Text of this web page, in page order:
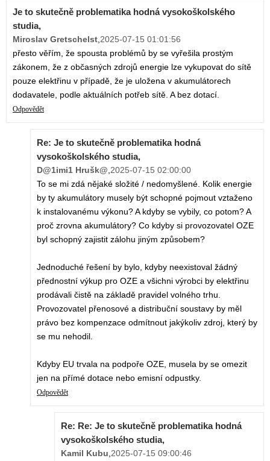
Je to skutečně problematika hodná vysokoškolského
studia,
Miroslav Gretschelst 2025-07-15 01:01:56
přesto věřím, že spousta problémů by se vyřešila prostým
zákonem, že z občasných zdrojů energie lze vykupovat do sítě
pouze elektřinu v případě, že je uložena v akumulátorech
dodavatele, podle aktuálních potřeb sítě. A bez dotací.
Odpovědět
Re: Je to skutečně problematika hodná
vysokoškolského studia,
D@1imi1 Hrušk@ 2025-07-15 02:00:00
To se mi zdá nějaké složité / nedomyšlené. Kolik energie
by ty akumulátory musely být schopné pojmout vztaženo
k instalovanému výkonu? A kdyby se vybily, co potom? A
proč zrovna akumulátory? Co kdyby si provozovatel OZE
byl schopný zajistit zálohu jiným způsobem?
Jednoduché řešení by bylo, kdyby neexistoval žádný
přednostní výkup pro OZE a všichni výrobci by elektřinu
prodávali čistě na základě pravidel volného trhu.
Provozovatel přenosové a distribuční soustavy by měl
právo bez kompenzace odmítnout jakýkoliv zdroj, který by
se mu nehodil.
Kdyby EU trvala na podpoře OZE, musela by se omezit
jen na přímé dotace nebo emisní odpustky.
Odpovědět
Re: Re: Je to skutečně problematika hodná
vysokoškolského studia,
Kamil Kubu 2025-07-15 09:00:46